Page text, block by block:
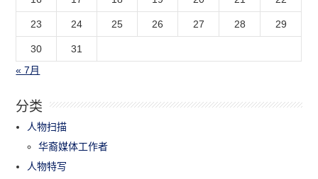
23 24 25 26 27 28 29
30
31
« 7月
分类
人物扫描
华裔媒体工作者
人物特写